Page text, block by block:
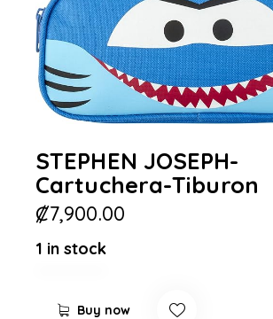
STEPHEN JOSEPH-
Cartuchera-Tiburon
₡7,900.00
1 in stock
Buy now